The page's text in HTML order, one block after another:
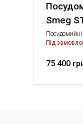
Smeg
Під
75 400